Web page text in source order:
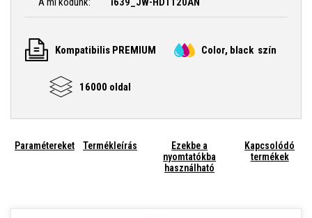
Kompatibilis PREMIUM Color, black szín
16000 oldal
Paramétereket Termékleírás
Ezekbe a
nyomtatókba
használható
Kapcsolódó
termékek